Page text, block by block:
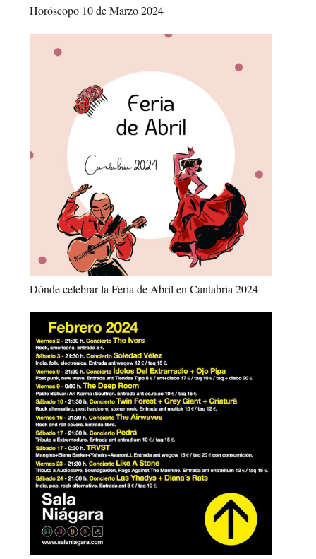
Horóscopo 10 de Marzo 2024
Dónde celebrar la Feria de Abril en Cantabria 2024